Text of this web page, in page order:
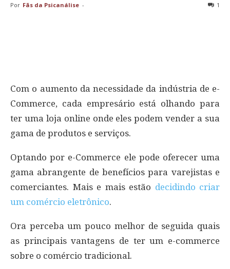
Por Fãs da Psicanálise - 1
Com o aumento da necessidade da indústria de e-
Commerce, cada empresário está olhando para
ter uma loja online onde eles podem vender a sua
gama de produtos e serviços.
Optando por e-Commerce ele pode oferecer uma
gama abrangente de benefícios para varejistas e
comerciantes. Mais e mais estão decidindo criar
um comércio eletrônico.
Ora perceba um pouco melhor de seguida quais
as principais vantagens de ter um e-commerce
sobre o comércio tradicional.